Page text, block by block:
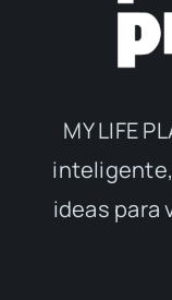
MY LIFE
ideas para